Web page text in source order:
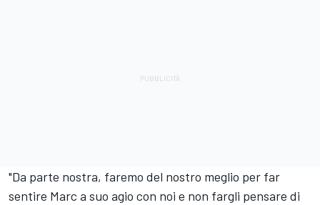
"Da parte nostra, faremo del nostro meglio per far
sentire Marc a suo agio con noi e non fargli pensare di